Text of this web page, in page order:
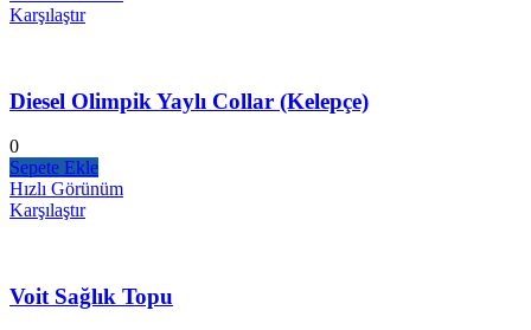
Karşılaştır
Diesel Olimpik Yaylı Collar (Kelepçe)
0
Sepete Ekle
Hızlı Görünüm
Karşılaştır
Voit Sağlık Topu